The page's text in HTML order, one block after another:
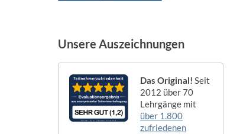
Unsere Auszeichnungen
Das Original! Seit
2012 über 70
Lehrgänge mit
über 1.800
zufriedenen